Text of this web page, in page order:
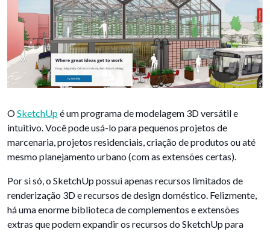
OSketchUpé um programa de modelagem 3D versátil e
intuitivo. Você pode usá-lo para pequenos projetos de
marcenaria, projetos residenciais, criação de produtos ou até
mesmo planejamento urbano (com as extensões certas).
Por si só, o SketchUp possui apenas recursos limitados de
renderização 3D e recursos de design doméstico. Felizmente,
há uma enorme biblioteca de complementos e extensões
extras que podem expandir os recursos do SketchUp para